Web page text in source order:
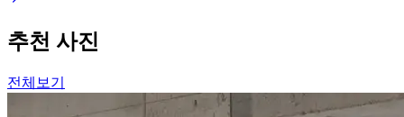
추천 사진
전체보기